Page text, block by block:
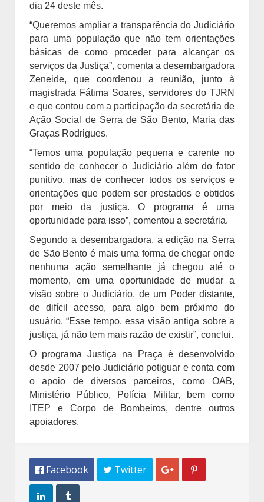
dia 24 deste mês.
“Queremos ampliar a transparência do Judiciário
para uma população que não tem orientações
básicas de como proceder para alcançar os
serviços da Justiça”, comenta a desembargadora
Zeneide, que coordenou a reunião, junto à
magistrada Fátima Soares, servidores do TJRN
e que contou com a participação da secretária de
Ação Social de Serra de São Bento, Maria das
Graças Rodrigues.
“Temos uma população pequena e carente no
sentido de conhecer o Judiciário além do fator
punitivo, mas de conhecer todos os serviços e
orientações que podem ser prestados e obtidos
por meio da justiça. O programa é uma
oportunidade para isso”, comentou a secretária.
Segundo a desembargadora, a edição na Serra
de São Bento é mais uma forma de chegar onde
nenhuma ação semelhante já chegou até o
momento, em uma oportunidade de mudar a
visão sobre o Judiciário, de um Poder distante,
de difícil acesso, para algo bem próximo do
usuário. “Esse tempo, essa visão antiga sobre a
justiça, já não tem mais razão de existir”, conclui.
O programa Justiça na Praça é desenvolvido
desde 2007 pelo Judiciário potiguar e conta com
o apoio de diversos parceiros, como OAB,
Ministério Público, Polícia Militar, bem como
ITEP e Corpo de Bombeiros, dentre outros
apoiadores.
 Facebook  Twitter  
 